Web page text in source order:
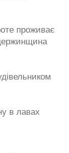
проживає
в лавах